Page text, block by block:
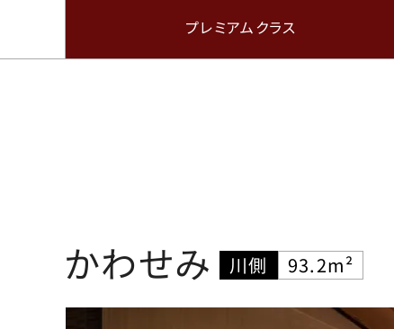
プレミアムクラス
かわせみ 川側 93.2m²